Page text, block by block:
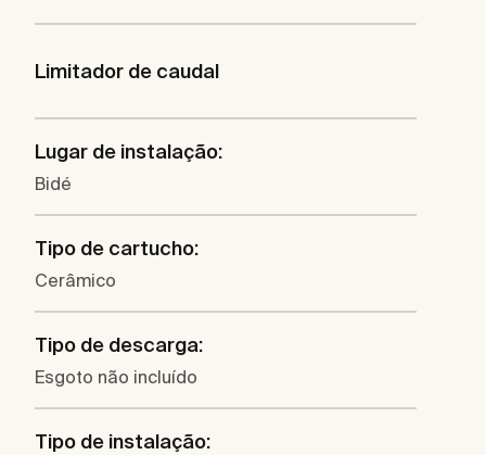
Limitador de caudal
Lugar de instalação:
Bidé
Tipo de cartucho:
Cerâmico
Tipo de descarga:
Esgoto não incluído
Tipo de instalação: